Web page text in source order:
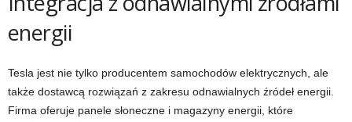
energii
Tesla jest nie tylko producentem samochodów elektrycznych, ale
także dostawcą rozwiązań z zakresu odnawialnych źródeł energii.
Firma oferuje panele słoneczne i magazyny energii, które